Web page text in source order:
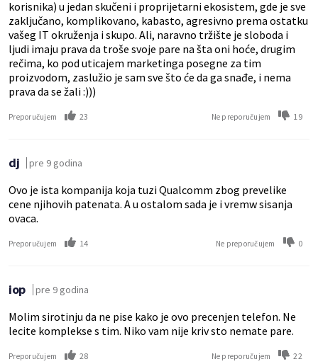
korisnika) u jedan skučeni i proprijetarni ekosistem, gde je sve
zaključano, komplikovano, kabasto, agresivno prema ostatku
vašeg IT okruženja i skupo. Ali, naravno tržište je sloboda i
ljudi imaju prava da troše svoje pare na šta oni hoće, drugim
rečima, ko pod uticajem marketinga posegne za tim
proizvodom, zaslužio je sam sve što će da ga snađe, i nema
prava da se žali :)))
Preporučujem 23 Ne preporučujem 19
dj pre 9 godina
Ovo je ista kompanija koja tuzi Qualcomm zbog prevelike
cene njihovih patenata. A u ostalom sada je i vremw sisanja
ovaca.
Preporučujem 14 Ne preporučujem 0
iop pre 9 godina
Molim sirotinju da ne pise kako je ovo precenjen telefon. Ne
lecite komplekse s tim. Niko vam nije kriv sto nemate pare.
Preporučujem 28 Ne preporučujem 22